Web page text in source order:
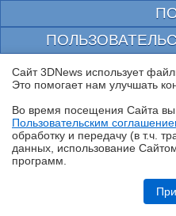
Обзор игрового QD-OLED
© 1997—2026 Электронное
выдано Федеральной Службой по
массовых коммуникаций и
При цитировании документа ссылка на
заимствование
российского и международного
Сайт 3DNews использует
Это помогает нам улучшать
Во время посещения Cайта вы
Пользовательским
обработку и передачу (в т.ч.
данных, использование
программ.